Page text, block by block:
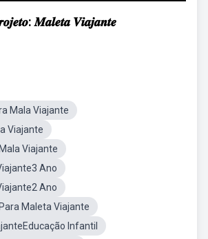
𝑴𝒂𝒍𝒆𝒕𝒂 𝑽𝒊𝒂𝒋𝒂𝒏𝒕𝒆
Mala Viajante
Viajante
Viajante
Ano
Ano
Maleta Viajante
Infantil